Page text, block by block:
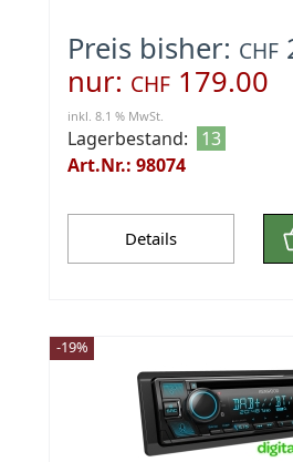
Preis bisher: CHF
nur: CHF 179.00
inkl. 8.1 % MwSt.
Lagerbestand:
13
Art.Nr.: 98074
Details
-19%